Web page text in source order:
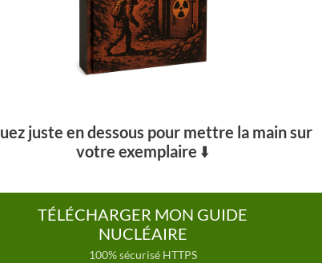
juste en dessous pour mettre la main sur
votre exemplaire ⬇️
TÉLÉCHARGER MON GUIDE
NUCLÉAIRE
100% sécurisé HTTPS